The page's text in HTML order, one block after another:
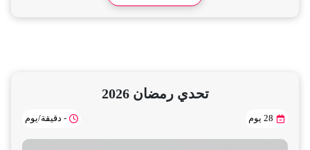
تحدي رمضان 2026
28 يوم - دقيقة/يوم